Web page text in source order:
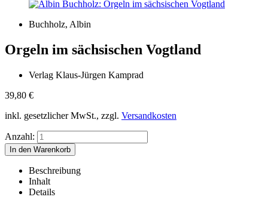
Buchholz, Albin
Orgeln im sächsischen Vogtland
Verlag Klaus-Jürgen Kamprad
39,80 €
inkl. gesetzlicher MwSt., zzgl. Versandkosten
Anzahl:
Beschreibung
Inhalt
Details